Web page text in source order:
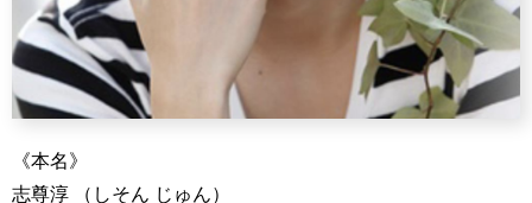
《本名》
志尊淳 （しそん じゅん）